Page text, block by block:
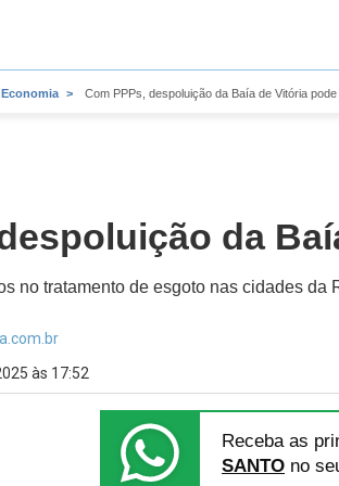
Economia Com PPPs, despoluição da Baía de Vitória
da
no tratamento de esgoto nas cidades
às 17:52
Receba as
SANTO no